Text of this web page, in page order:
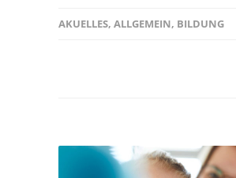
AKUELLES, ALLGEMEIN, BILDUNG